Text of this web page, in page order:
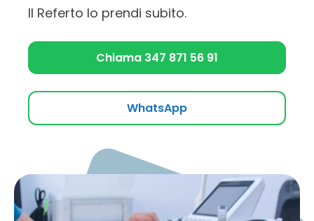
Il Referto lo prendi subito.
Chiama 347 871 56 91
WhatsApp